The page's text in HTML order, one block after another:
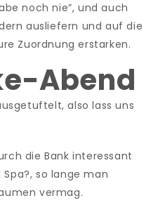
noch nie”, und auch
ausliefern und auf die
Zuordnung erstarken.
Abend
also lass uns
die Bank interessant
so lange man
vermag.